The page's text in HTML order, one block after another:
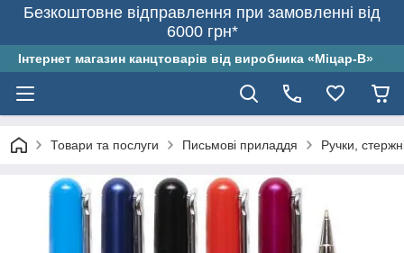
Безкоштовне відправлення при замовленні від
6000 грн*
Інтернет магазин канцтоварів від виробника «Міцар-В»
Товари та послуги Письмові приладдя Ручки,